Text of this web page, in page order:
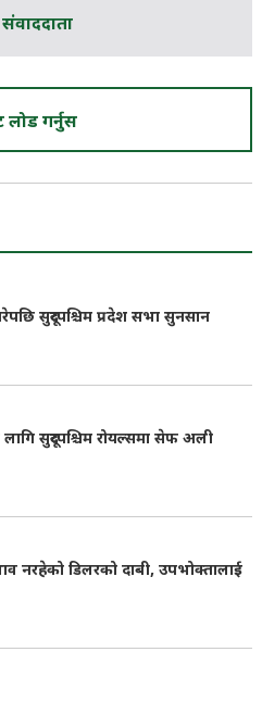
गर्नुस
सुदूरपश्चिम प्रदेश सभा सुनसान
सुदूरपश्चिम रोयल्समा सेफ अली
नरहेको डिलरको दाबी, उपभोक्तालाई